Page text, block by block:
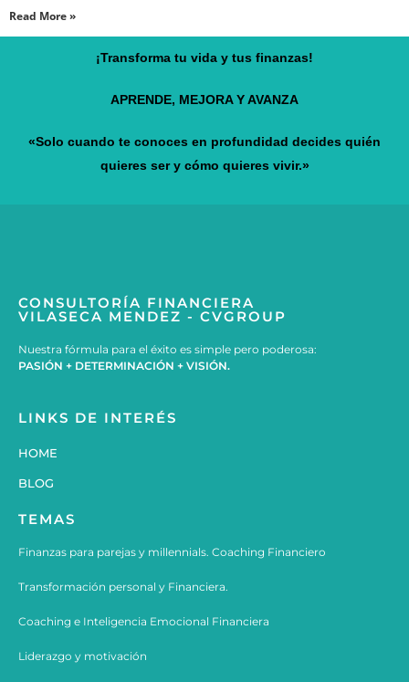
Read More »
¡Transforma tu vida y tus finanzas!
APRENDE, MEJORA Y AVANZA
«Solo cuando te conoces en profundidad decides quién
quieres ser y cómo quieres vivir.»
CONSULTORÍA FINANCIERA
VILASECA MENDEZ - CVGROUP
Nuestra fórmula para el éxito es simple pero poderosa:
PASIÓN + DETERMINACIÓN + VISIÓN.
LINKS DE INTERÉS
HOME
BLOG
TEMAS
Finanzas para parejas y millennials. Coaching Financiero
Transformación personal y Financiera.
Coaching e Inteligencia Emocional Financiera
Liderazgo y motivación